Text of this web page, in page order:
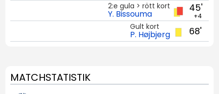
45'
+4
2:e gula > rött kort
Y. Bissouma
68'
Gult kort
P. Højbjerg
MATCHSTATISTIK